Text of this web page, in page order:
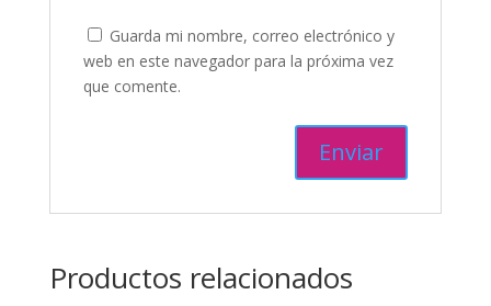
Guarda mi nombre, correo electrónico y
web en este navegador para la próxima vez
que comente.
Productos relacionados